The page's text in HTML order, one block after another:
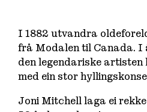
I 1882 utvandra
frå Modalen til Canada. I
den legendariske artisten
med ein stor
Joni Mitchell laga ei